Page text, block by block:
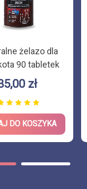
żelazo dla
90 tabletek
zł
DO KOSZYKA